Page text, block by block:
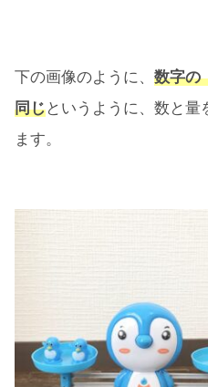
下の画像のように、 数字の
同じというように、数と
ます。